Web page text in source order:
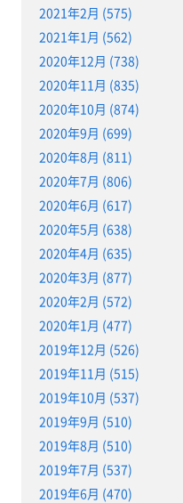
2021年2月 (575)
2021年1月 (562)
2020年12月 (738)
2020年11月 (835)
2020年10月 (874)
2020年9月 (699)
2020年8月 (811)
2020年7月 (806)
2020年6月 (617)
2020年5月 (638)
2020年4月 (635)
2020年3月 (877)
2020年2月 (572)
2020年1月 (477)
2019年12月 (526)
2019年11月 (515)
2019年10月 (537)
2019年9月 (510)
2019年8月 (510)
2019年7月 (537)
2019年6月 (470)